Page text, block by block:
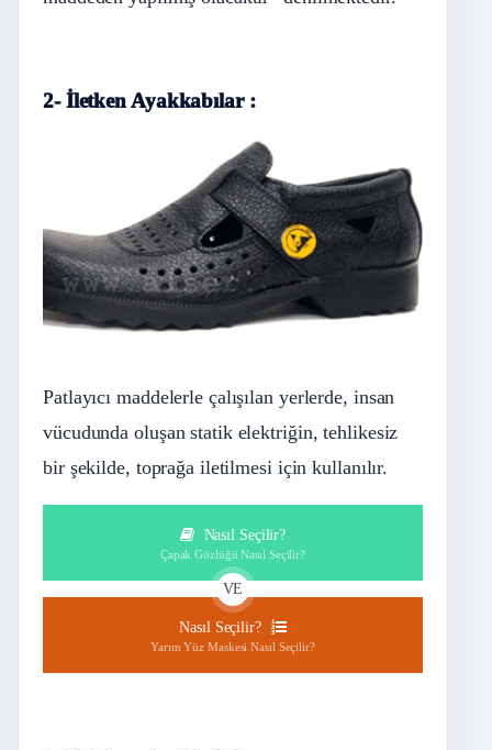
2- İletken Ayakkabılar :
Patlayıcı maddelerle çalışılan yerlerde, insan
vücudunda oluşan statik elektriğin, tehlikesiz
bir şekilde, toprağa iletilmesi için kullanılır.
Nasıl Seçilir?
Çapak Gözlüğü Nasıl Seçilir?
VE
Nasıl Seçilir?
Yarım Yüz Maskesi Nasıl Seçilir?